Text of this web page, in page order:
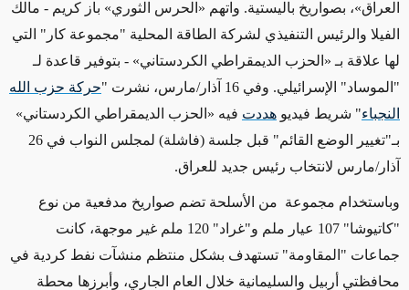
العراق»، بصواريخ باليستية. واتهم «الحرس الثوري» باز كريم - مالك
الفيلا والرئيس التنفيذي لشركة الطاقة المحلية "مجموعة كار" التي
لها علاقة بـ «الحزب الديمقراطي الكردستاني» - بتوفير قاعدة لـ
"الموساد" الإسرائيلي. وفي 16 آذار/مارس، نشرت "
حركة حزب الله
النجباء" شريط فيديو هددت فيه «الحزب الديمقراطي الكردستاني»
بـ"تغيير الوضع القائم" قبل جلسة (فاشلة) لمجلس النواب في 26
آذار/مارس لانتخاب رئيس جديد للعراق.
وباستخدام مجموعة من الأسلحة تضم صواريخ مدفعية من نوع
"كاتيوشا" 107
عيار ملم و"غراد" 120 ملم غير موجهة، كانت
جماعات "المقاومة" تستهدف بشكل منتظم منشآت نفط كردية في
محافظتي أربيل والسليمانية خلال العام الجاري، وأبرزها محطة